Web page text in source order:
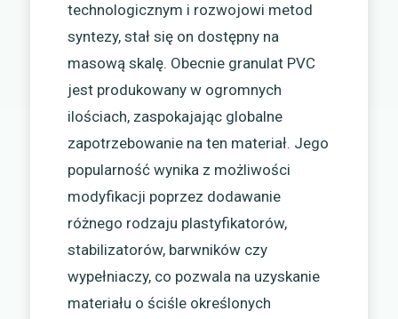
technologicznym i rozwojowi metod
syntezy, stał się on dostępny na
masową skalę. Obecnie granulat PVC
jest produkowany w ogromnych
ilościach, zaspokajając globalne
zapotrzebowanie na ten materiał. Jego
popularność wynika z możliwości
modyfikacji poprzez dodawanie
różnego rodzaju plastyfikatorów,
stabilizatorów, barwników czy
wypełniaczy, co pozwala na uzyskanie
materiału o ściśle określonych